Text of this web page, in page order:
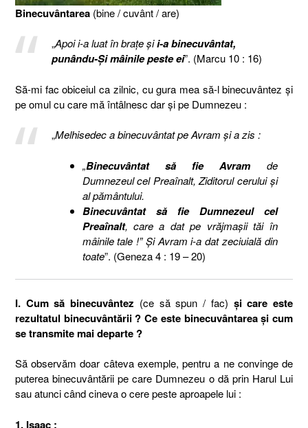
Binecuvântarea (bine / cuvânt / are)
„Apoi i-a luat în braţe şii-a binecuvântat,
punându-Şi mâinile peste ei”. (Marcu 10 : 16)
Să-mi fac obiceiul ca zilnic, cu gura mea să-l binecuvântez şi
pe omul cu care mă întâlnesc dar şi pe Dumnezeu :
„Melhisedec a binecuvântat pe Avram şi a zis :
„Binecuvântat să fie Avram de
Dumnezeul cel Preaînalt, Ziditorul cerului şi
al pământului.
Binecuvântat să fie Dumnezeul cel
Preaînalt, care a dat pe vrăjmaşii tăi în
mâinile tale !” Şi Avram i-a dat zeciuială din
toate”. (Geneza 4 : 19 – 20)
I. Cum să binecuvântez (ce să spun / fac) şi care este
rezultatul binecuvântării ? Ce este binecuvântarea şi cum
se transmite mai departe ?
Să observăm doar câteva exemple, pentru a ne convinge de
puterea binecuvântării pe care Dumnezeu o dă prin Harul Lui
sau atunci când cineva o cere peste aproapele lui :
1. Isaac :